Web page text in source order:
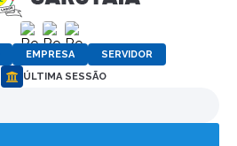
EMPRESA
SERVIDOR
ÚLTIMA SESSÃO